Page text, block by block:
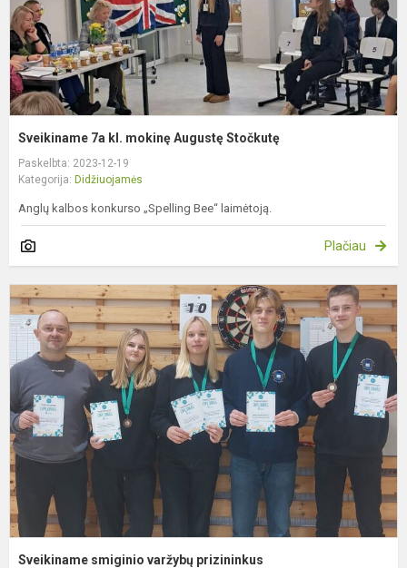
Sveikiname 7a kl. mokinę Augustę Stočkutę
Paskelbta: 2023-12-19
Kategorija: Didžiuojamės
Anglų kalbos konkurso „Spelling Bee“ laimėtoją.
Plačiau
Sveikiname smiginio varžybų prizininkus